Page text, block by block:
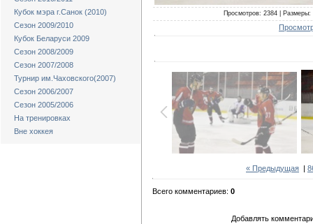
Кубок мэра г.Санок (2010)
Сезон 2009/2010
Кубок Беларуси 2009
Сезон 2008/2009
Сезон 2007/2008
Турнир им.Чаховского(2007)
Сезон 2006/2007
Сезон 2005/2006
На тренировках
Вне хоккея
Просмотров: 2384 |
« Предыдущая |
Всего комментариев: 0
Добавлять